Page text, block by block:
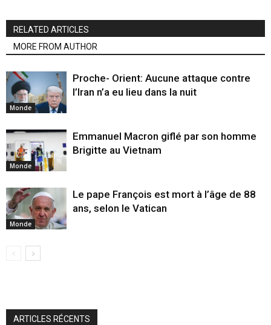
RELATED ARTICLES
MORE FROM AUTHOR
Monde
Proche- Orient: Aucune attaque contre
l’Iran n’a eu lieu dans la nuit
Monde
Emmanuel Macron giflé par son homme
Brigitte au Vietnam
Monde
Le pape François est mort à l’âge de 88
ans, selon le Vatican
ARTICLES RÉCENTS